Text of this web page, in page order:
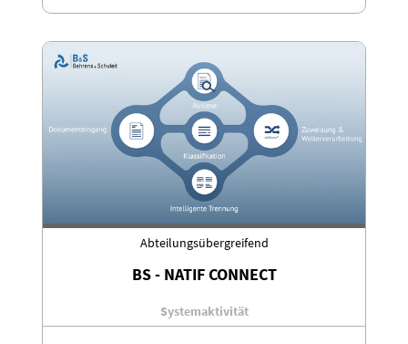
Abteilungsübergreifend
BS - NATIF CONNECT
Systemaktivität